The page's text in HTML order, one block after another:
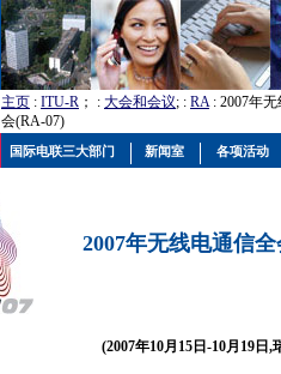
主页 : ITU-R ； : 大会和会议; : RA: 2007年
会(RA-07)
2007年无线电通信
(2007年10月15日-10月19日,
国际电联三大部门 新闻室 各项活动